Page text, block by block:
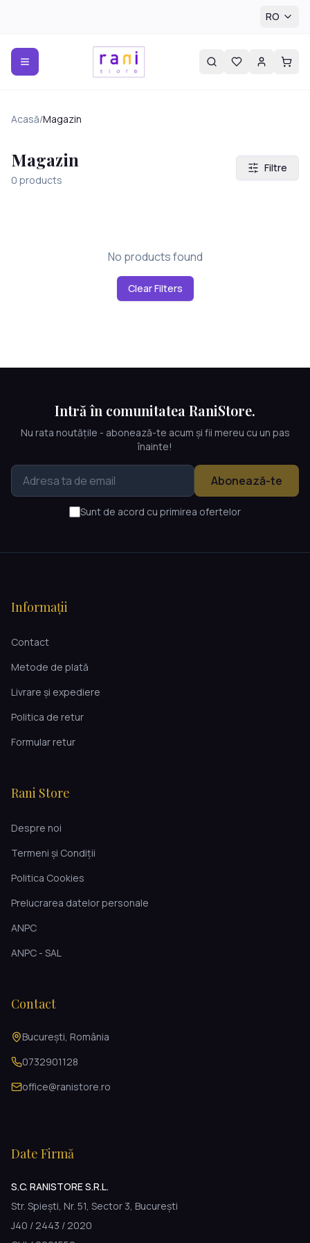
RO
Acasă/Magazin
Magazin
0 products
Filtre
No products found
Clear Filters
Intră în comunitatea RaniStore.
Nu rata noutățile - abonează-te acum și fii mereu cu un pas
înainte!
Abonează-te
Sunt de acord cu primirea ofertelor
Informații
Contact
Metode de plată
Livrare și expediere
Politica de retur
Formular retur
Rani Store
Despre noi
Termeni și Condiții
Politica Cookies
Prelucrarea datelor personale
ANPC
ANPC - SAL
Contact
București, România
0732901128
office@ranistore.ro
Date Firmă
S.C. RANISTORE S.R.L.
Str. Spiești, Nr. 51, Sector 3, București
J40 / 2443 / 2020